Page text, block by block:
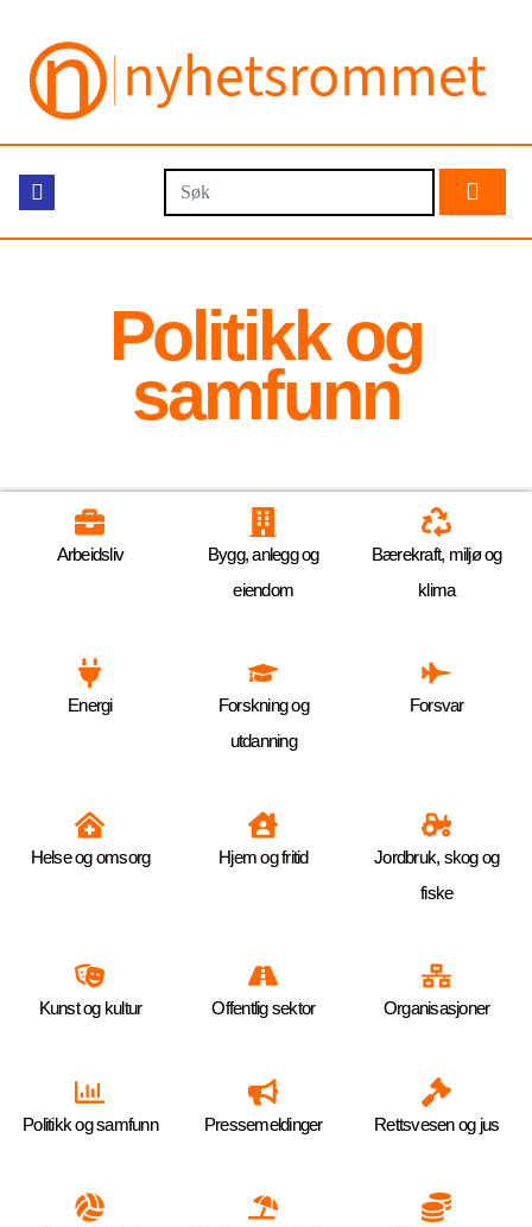
Politikk og
samfunn
Arbeidsliv
Bygg, anlegg og
eiendom
Bærekraft, miljø og
klima
Energi
Forskning og
utdanning
Forsvar
Helse og omsorg Hjem og fritid
Jordbruk, skog og
fiske
Kunst og kultur Offentlig sektor Organisasjoner
Politikk og samfunn Pressemeldinger Rettsvesen og jus